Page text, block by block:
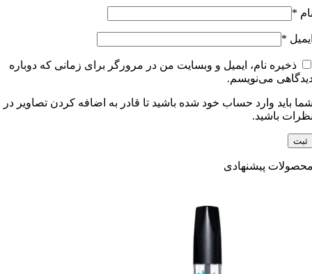
*
*
ذخیره نام، ایمیل و وبسایت من در مرورگر برای زمانی که دوباره
می‌نویسم.
باید وارد حساب خود شده باشید تا قادر به اضافه کردن تصاویر در
باشید.
پیشنهادی